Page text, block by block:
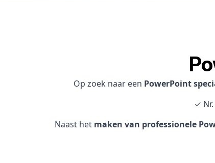
Op zoek naar een PowerPoint
✓
Naast het maken van professionele